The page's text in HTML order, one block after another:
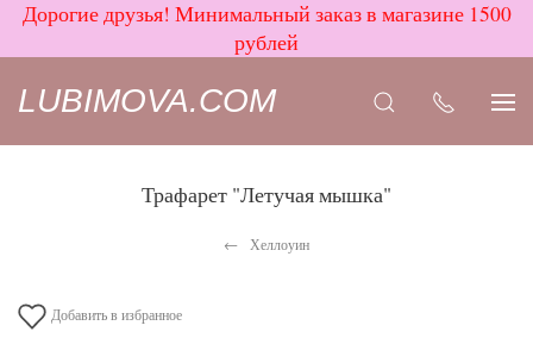
Дорогие друзья! Минимальный заказ в магазине 1500
рублей
LUBIMOVA.COM
Трафарет "Летучая мышка"
Хеллоуин
Добавить в избранное